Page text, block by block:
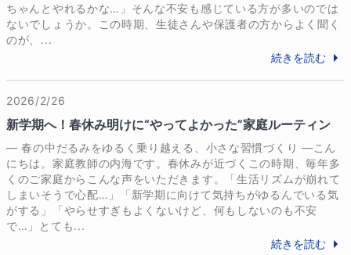
ちゃんとやれるかな…」そんな不安も感じている方が多いのでは
ないでしょうか。この時期、生徒さんや保護者の方からよく聞く
のが、...
続きを読む
2026/2/26
新学期へ！春休み明けに“やってよかった”家庭ルーティン
― 春の中だるみをゆるく乗り越える、小さな習慣づくり ―こん
にちは。家庭教師の内海です。春休みが近づくこの時期、毎年多
くのご家庭からこんな声をいただきます。「生活リズムが崩れて
しまいそうで心配…」「新学期に向けて気持ちがゆるんでいる気
がする」「やらせすぎもよくないけど、何もしないのも不安
で…」とても...
続きを読む